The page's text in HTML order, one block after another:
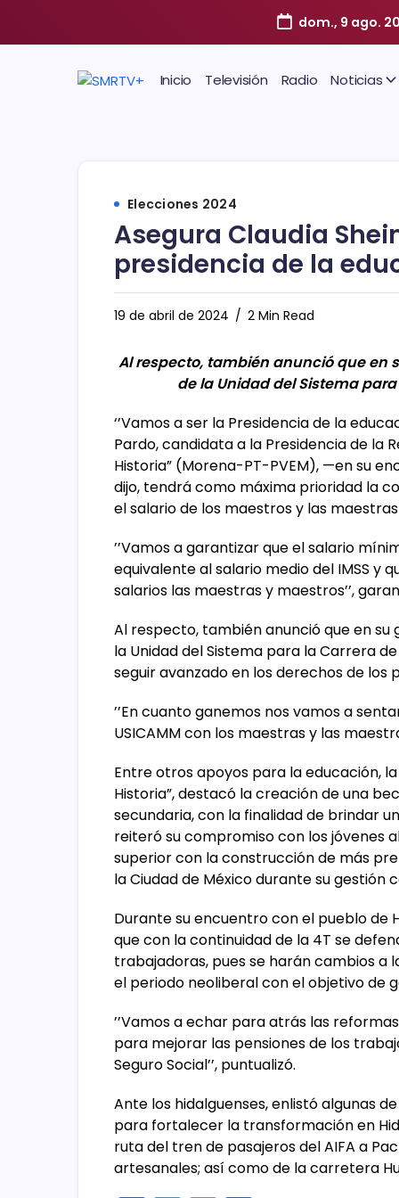
dom., 9 ago.
Inicio Televisión Radio Noticias
Elecciones 2024
Asegura Claudia
presidencia de la
19 de abril de 2024 2 Min Read
Al respecto, también anunció que en
de la Unidad del Sistema
‘’Vamos a ser la Presidencia de la
Pardo, candidata a la Presidencia de la
Historia” (Morena-PT-PVEM), —en su
dijo, tendrá como máxima prioridad la
el salario de los maestros y las
’’Vamos a garantizar que el salario
equivalente al salario medio del IMSS y
salarios las maestras y maestros’’,
Al respecto, también anunció que en
la Unidad del Sistema para la Carrera
seguir avanzado en los derechos de los
’’En cuanto ganemos nos vamos a
USICAMM con los maestras y las
Entre otros apoyos para la educación,
Historia”, destacó la creación de una
secundaria, con la finalidad de brindar
reiteró su compromiso con los jóvenes
superior con la construcción de más
la Ciudad de México durante su gestión
Durante su encuentro con el pueblo de
que con la continuidad de la 4T se
trabajadoras, pues se harán cambios a
el periodo neoliberal con el objetivo de
’’Vamos a echar para atrás las
para mejorar las pensiones de los
Seguro Social’’, puntualizó.
Ante los hidalguenses, enlistó algunas
para fortalecer la transformación en
ruta del tren de pasajeros del AIFA a
artesanales; así como de la carretera